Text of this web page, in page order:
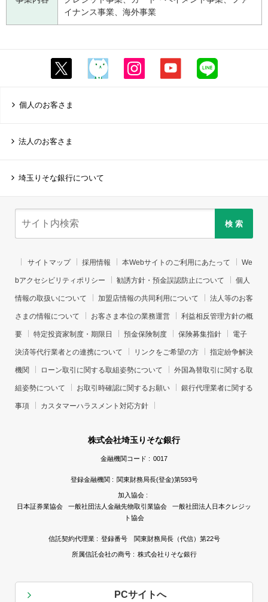
イナンス事業、海外事業
個人のお客さま
法人のお客さま
埼玉りそな銀行について
検 索
サイトマップ 採用情報 本Webサイトのご利用にあたって We
bアクセシビリティポリシー 勧誘方針・預金誤認防止について 個人
情報の取扱いについて 加盟店情報の共同利用について 法人等のお客
さまの情報について お客さま本位の業務運営 利益相反管理方針の概
要 特定投資家制度・期限日 預金保険制度 保険募集指針 電子
決済等代行業者との連携について リンクをご希望の方 指定紛争解決
機関 ローン取引に関する取組姿勢について 外国為替取引に関する取
組姿勢について お取引時確認に関するお願い 銀行代理業者に関する
事項 カスタマーハラスメント対応方針
株式会社埼玉りそな銀行
金融機関コード : 0017
登録金融機関 : 関東財務局長(登金)第593号
加入協会 :
日本証券業協会 一般社団法人金融先物取引業協会 一般社団法人日本クレジッ
ト協会
信託契約代理業 : 登録番号 関東財務局長（代信）第22号
所属信託会社の商号 : 株式会社りそな銀行
PCサイトへ